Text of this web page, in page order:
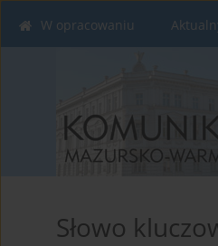
W opracowaniu
Słowo